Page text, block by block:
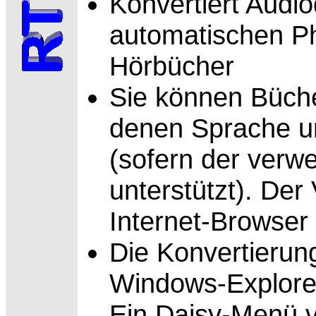
automatischen
Hörbücher
Sie können
denen Sprache
(sofern der
unterstützt). Der
Internet-
Die
Windows-